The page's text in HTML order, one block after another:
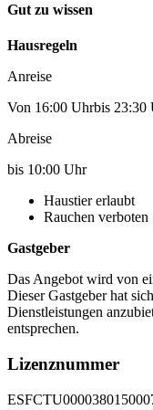
Gut zu wissen
Hausregeln
Anreise
Von 16:00 Uhrbis 23:30
Abreise
bis 10:00 Uhr
Haustier erlaubt
Rauchen verboten
Gastgeber
Das Angebot wird von
Dieser Gastgeber hat
Dienstleistungen
entsprechen.
Lizenznummer